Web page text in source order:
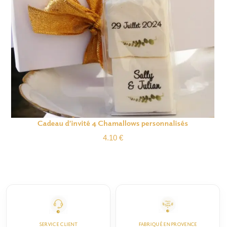
Cadeau d’invité 4 Chamallows personnalisés
4.10 €
SERVICE CLIENT FABRIQUÉ EN PROVENCE